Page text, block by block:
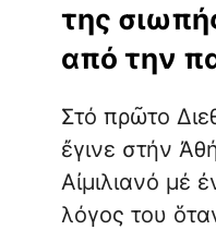
της
από την
Στό πρῶτο
ἔγινε στήν
Αἰμιλιανό μέ
λόγος του